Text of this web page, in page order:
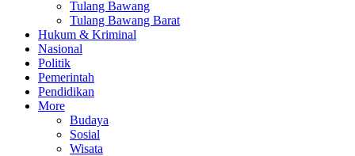
Tulang Bawang
Tulang Bawang Barat
Hukum & Kriminal
Nasional
Politik
Pemerintah
Pendidikan
More
Budaya
Sosial
Wisata